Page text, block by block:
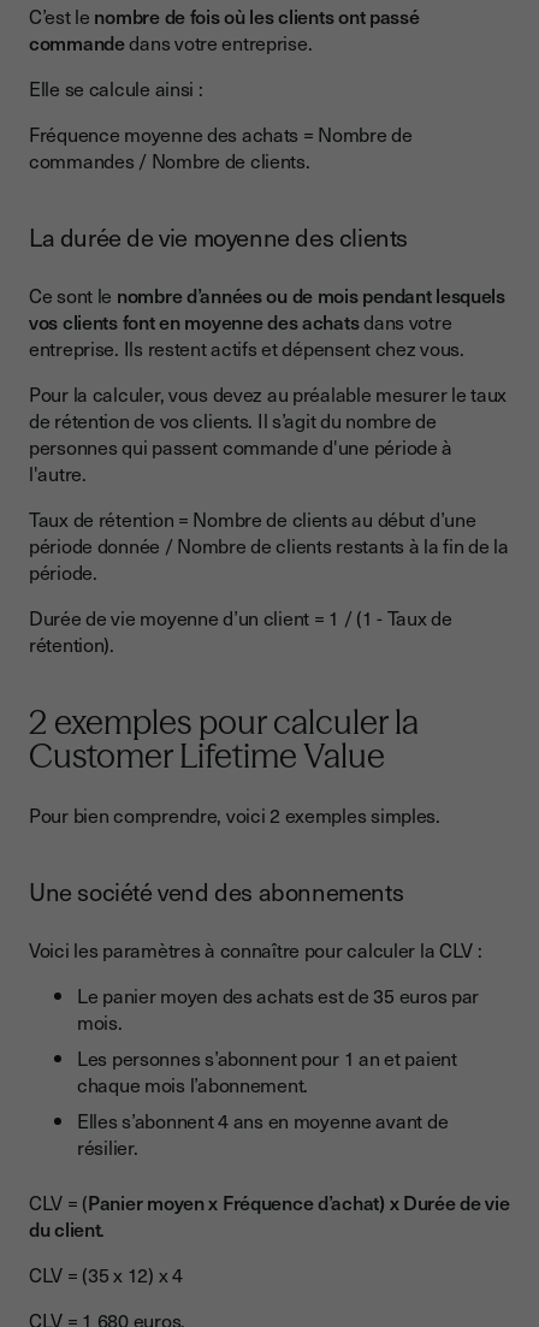
C’est le nombre de fois où les clients ont passé
commandedans votre entreprise.
Elle se calcule ainsi :
Fréquence moyenne des achats = Nombre de
commandes / Nombre de clients.
La durée de vie moyenne des clients
Ce sont le nombre d’années ou de mois pendant lesquels
vos clients font en moyenne des achatsdans votre
entreprise. Ils restent actifs et dépensent chez vous.
Pour la calculer, vous devez au préalable mesurer le taux
de rétention de vos clients. Il s’agit du nombre de
personnes qui passent commande d'une période à
l'autre.
Taux de rétention = Nombre de clients au début d’une
période donnée / Nombre de clients restants à la fin de la
période.
Durée de vie moyenne d’un client = 1 / (1 - Taux de
rétention).
2 exemples pour calculer la
Customer Lifetime Value
Pour bien comprendre, voici 2 exemples simples.
Une société vend des abonnements
Voici les paramètres à connaître pour calculer la CLV :
Le panier moyen des achats est de 35 euros par
mois.
Les personnes s’abonnent pour 1 an et paient
chaque mois l’abonnement.
Elles s’abonnent 4 ans en moyenne avant de
résilier.
CLV = (Panier moyen x Fréquence d’achat) x Durée de vie
du client.
CLV = (35 x 12) x 4
CLV = 1 680 euros.